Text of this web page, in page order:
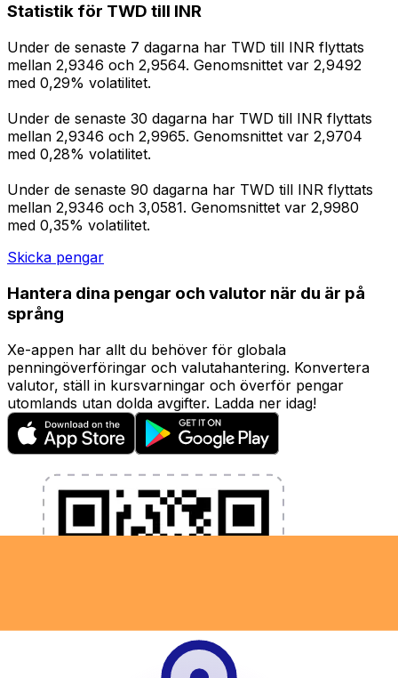
Statistik för TWD till INR
Under de senaste 7 dagarna har TWD till INR flyttats
mellan 2,9346 och 2,9564. Genomsnittet var 2,9492
med 0,29% volatilitet.
Under de senaste 30 dagarna har TWD till INR flyttats
mellan 2,9346 och 2,9965. Genomsnittet var 2,9704
med 0,28% volatilitet.
Under de senaste 90 dagarna har TWD till INR flyttats
mellan 2,9346 och 3,0581. Genomsnittet var 2,9980
med 0,35% volatilitet.
Skicka pengar
Hantera dina pengar och valutor när du är på
språng
Xe-appen har allt du behöver för globala
penningöverföringar och valutahantering. Konvertera
valutor, ställ in kursvarningar och överför pengar
utomlands utan dolda avgifter. Ladda ner idag!